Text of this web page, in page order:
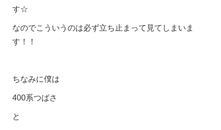
す☆
なのでこういうのは必ず立ち止まって見てしまいま
す！！
ちなみに僕は
400系つばさ
と